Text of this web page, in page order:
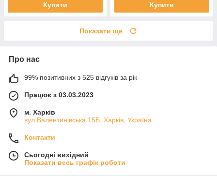
Купити Купити
Показати ще
Про нас
99% позитивних з 525 відгуків за рік
Працює з 03.03.2023
м. Харків
вул Валентинівська 15Б, Харків, Україна
Контакти
Сьогодні вихідний
Показати весь графік роботи